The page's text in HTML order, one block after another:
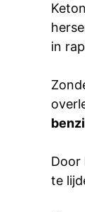
in
Door
te